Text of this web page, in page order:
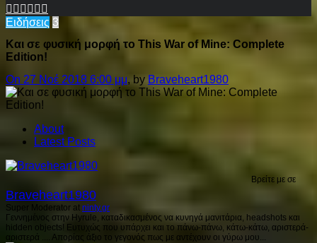
Ειδήσεις 3
Και σε φυσική μορφή το This War of Mine: Complete
Edition!
On 27 Νοέ 2018 6:00 μμ, by Braveheart1980
About
Latest Posts
Βρείτε με σε
Braveheart1980
Super Moderator at ninty.gr
Γεννημένος στην Hyrule, καταδικασμένος να κυνηγά μανιτάρια, headshots και
hidden objects! Ευτυχώς που υπάρχει και το πάνω-πάνω, κάτω-κάτω, αριστερά-
αριστερά .... Απορίας άξιο το γεγονός πως με αντέχουν οι γύρω μου...